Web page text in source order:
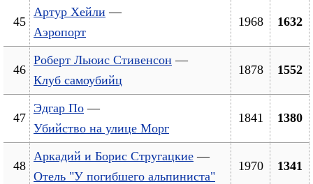
45
Артур Хейли —
Аэропорт
1968 1632
46
Роберт Льюис Стивенсон —
Клуб самоубийц
1878 1552
47
Эдгар По —
Убийство на улице Морг
1841 1380
48
Аркадий и Борис Стругацкие —
Отель "У погибшего альпиниста"
1970 1341